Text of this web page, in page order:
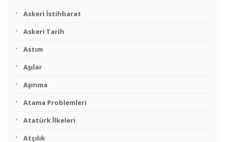
Askeri İstihbarat
Askeri Tarih
Astım
Aşılar
Aşınma
Atama Problemleri
Atatürk İlkeleri
Atçılık